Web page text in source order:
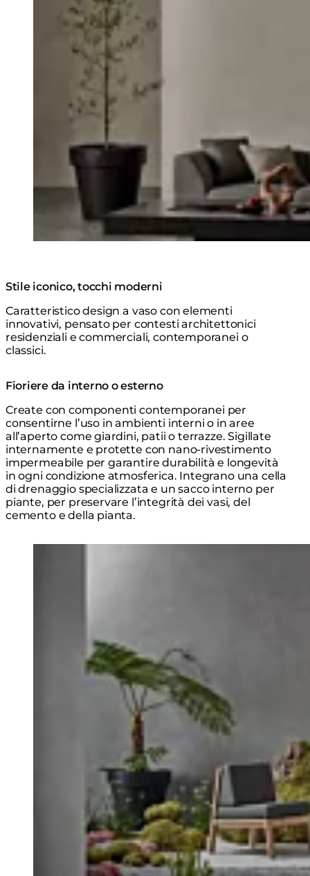
Stile iconico, tocchi moderni
Caratteristico design a vaso con elementi
innovativi, pensato per contesti architettonici
residenziali e commerciali, contemporanei o
classici.
Fioriere da interno o esterno
Create con componenti contemporanei per
consentirne l’uso in ambienti interni o in aree
all’aperto come giardini, patii o terrazze. Sigillate
internamente e protette con nano-rivestimento
impermeabile per garantire durabilità e longevità
in ogni condizione atmosferica. Integrano una cella
di drenaggio specializzata e un sacco interno per
piante, per preservare l’integrità dei vasi, del
cemento e della pianta.